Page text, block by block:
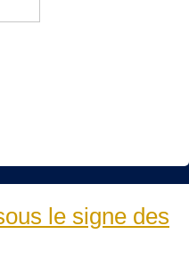
le signe des